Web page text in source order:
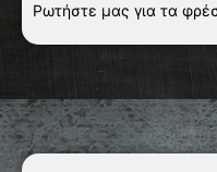
Ρωτήστε μας για τα